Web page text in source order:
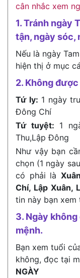
cân nhắc xem
1. Tránh ngày
tận, ngày sóc,
Nếu là ngày
hiện thị ở mục
2. Không
Tứ ly: 1 ngày
Đông Chí
Tứ tuyệt: 1
Thu,Lập Đông
Như vậy bạn
chọn (1 ngày
có phải là
Chí, Lập Xuân,
tin này bạn xem
3. Ngày
mệnh.
Bạn xem tuổi
không, đọc tại
NGÀY